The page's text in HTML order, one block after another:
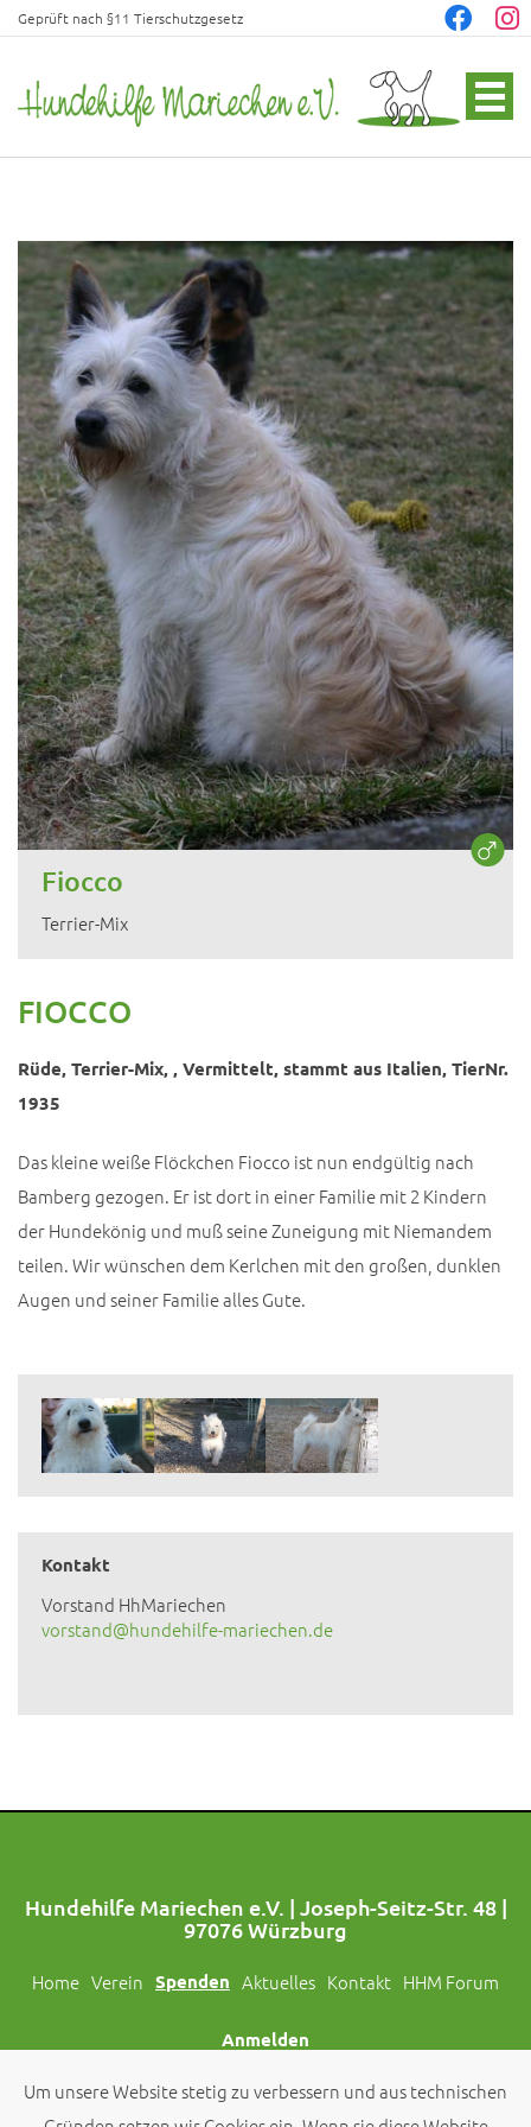
Geprüft nach §11 Tierschutzgesetz
Fiocco
Terrier-Mix
FIOCCO
Rüde, Terrier-Mix, , Vermittelt, stammt aus Italien, TierNr.
1935
Das kleine weiße Flöckchen Fiocco ist nun endgültig nach
Bamberg gezogen. Er ist dort in einer Familie mit 2 Kindern
der Hundekönig und muß seine Zuneigung mit Niemandem
teilen. Wir wünschen dem Kerlchen mit den großen, dunklen
Augen und seiner Familie alles Gute.
Kontakt
Vorstand HhMariechen
vorstand@hundehilfe-mariechen.de
Hundehilfe Mariechen e.V. | Joseph-Seitz-Str. 48 |
97076 Würzburg
Home Verein Spenden Aktuelles Kontakt HHM Forum
Anmelden
Folgt uns auch auf Social Media!
Um unsere Website stetig zu verbessern und aus technischen